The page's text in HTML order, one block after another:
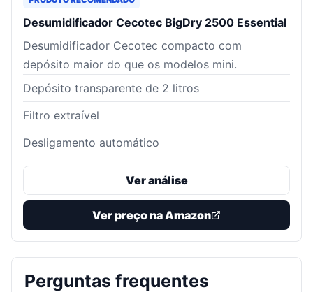
Desumidificador Cecotec BigDry 2500 Essential
Desumidificador Cecotec compacto com
depósito maior do que os modelos mini.
Depósito transparente de 2 litros
Filtro extraível
Desligamento automático
Ver análise
Ver preço na Amazon
Perguntas frequentes